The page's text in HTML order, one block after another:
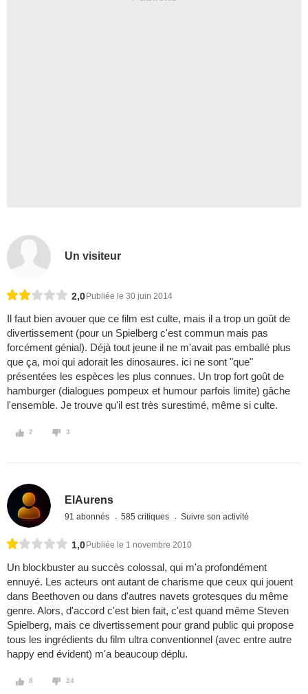
Un visiteur
2,0 Publiée le 30 juin 2014
Il faut bien avouer que ce film est culte, mais il a trop un goût de
divertissement (pour un Spielberg c'est commun mais pas
forcément génial). Déjà tout jeune il ne m'avait pas emballé plus
que ça, moi qui adorait les dinosaures. ici ne sont "que"
présentées les espèces les plus connues. Un trop fort goût de
hamburger (dialogues pompeux et humour parfois limite) gâche
l'ensemble. Je trouve qu'il est très surestimé, même si culte.
2 3
ElAurens
91 abonnés 585 critiques Suivre son activité
1,0 Publiée le 1 novembre 2010
Un blockbuster au succès colossal, qui m'a profondément
ennuyé. Les acteurs ont autant de charisme que ceux qui jouent
dans Beethoven ou dans d'autres navets grotesques du même
genre. Alors, d'accord c'est bien fait, c'est quand même Steven
Spielberg, mais ce divertissement pour grand public qui propose
tous les ingrédients du film ultra conventionnel (avec entre autre
happy end évident) m'a beaucoup déplu.
8 24